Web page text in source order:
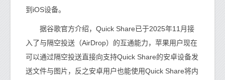
到iOS设备。
据谷歌官方介绍，Quick Share已于2025年11月接
入了与隔空投送（AirDrop）的互通能力，苹果用户现在
可以通过隔空投送直接向支持Quick Share的安卓设备发
送文件与图片，反之安卓用户也能使用Quick Share将内